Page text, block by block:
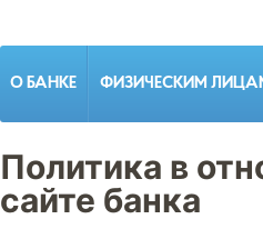
О БАНКЕ ФИЗИЧЕСКИМ
Политика в
сайте банка